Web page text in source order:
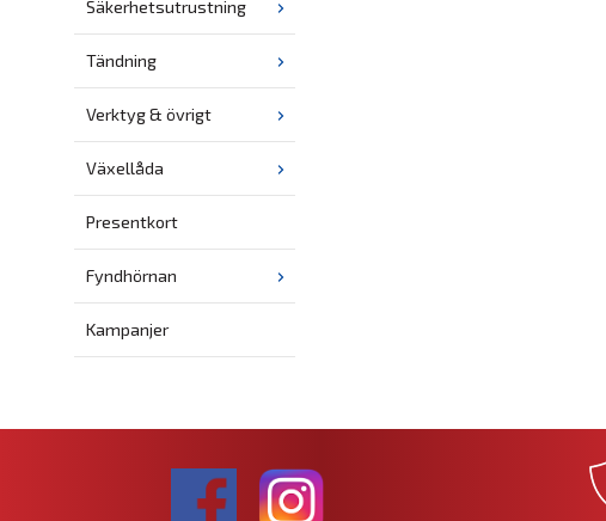
Säkerhetsutrustning
Tändning
Verktyg & övrigt
Växellåda
Presentkort
Fyndhörnan
Kampanjer